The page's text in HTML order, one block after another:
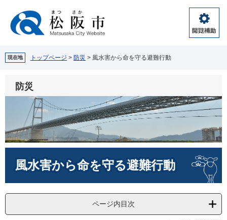
閲
覧
現在地 トップページ > 防災 > 風水害から命を守る避難行動
防災
風水害から命を守る避難行動
ページ内目次